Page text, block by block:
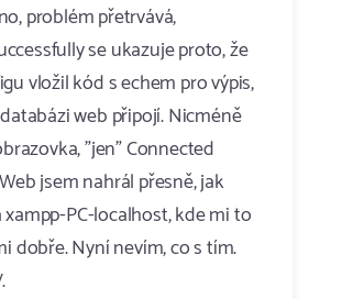
problém přetrvává,
se ukazuje proto, že
vložil kód s echem pro výpis,
web připojí. Nicméně
"jen" Connected
jsem nahrál přesně, jak
PC-localhost, kde mi to
dobře. Nyní nevím, co s tím.